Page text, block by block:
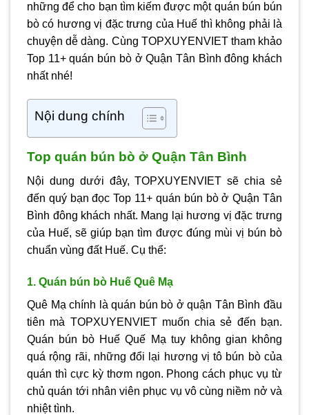
những để cho bạn tìm kiếm được một quán bún bún
bò có hương vị đặc trưng của Huế thì không phải là
chuyện dễ dàng. Cùng TOPXUYENVIET tham khảo
Top 11+ quán bún bò ở Quận Tân Bình đông khách
nhất nhé!
Nội dung chính
Top quán bún bò ở Quận Tân Bình
Nội dung dưới đây, TOPXUYENVIET sẽ chia sẻ
đến quý bạn đọc Top 11+ quán bún bò ở Quận Tân
Bình đông khách nhất. Mang lại hương vị đặc trưng
của Huế, sẽ giúp bạn tìm được đúng mùi vị bún bò
chuẩn vùng đất Huế. Cụ thể:
1. Quán bún bò Huế Quê Mạ
Quê Mạ chính là quán bún bò ở quận Tân Bình đầu
tiên mà TOPXUYENVIET muốn chia sẻ đến bạn.
Quán bún bò Huế Quế Mạ tuy không gian không
quá rộng rãi, những đổi lại hương vị tô bún bò của
quán thì cực kỳ thơm ngon. Phong cách phục vụ từ
chủ quán tới nhân viên phục vụ vô cùng niềm nở và
nhiệt tình.